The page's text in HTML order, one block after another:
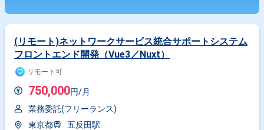
(リモート)ネットワークサービス統合サポートシステム
フロントエンド開発（Vue3／Nuxt）
リモート可
750,000円/月
業務委託(フリーランス)
東京都
五反田駅